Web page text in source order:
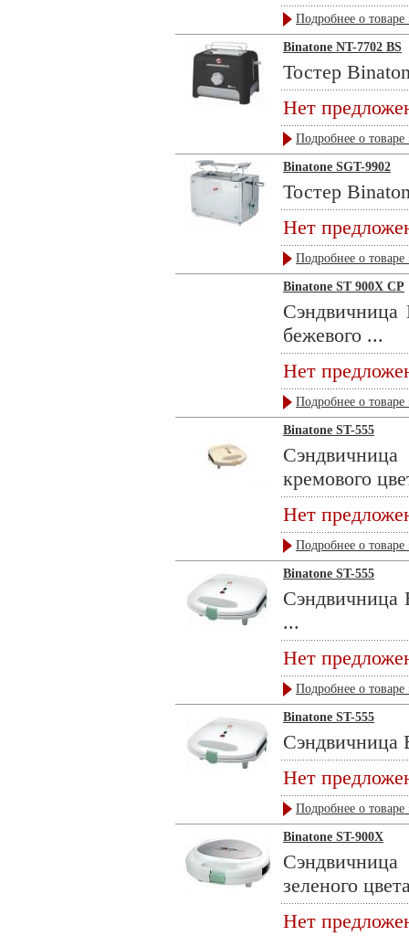
Подробнее о товаре
Binatone NT-7702 BS
Тостер
Нет
Подробнее о товаре
Binatone SGT-9902
Тостер
Нет
Подробнее о товаре
Binatone ST 900X CP
Сэндвичница
бежевого ...
Нет
Подробнее о товаре
Binatone ST-555
кремового
Нет
Подробнее о товаре
Binatone ST-555
Сэндвичница
...
Нет
Подробнее о товаре
Binatone ST-555
Сэндвичница
Нет
Подробнее о товаре
Binatone ST-900X
зеленого
Нет